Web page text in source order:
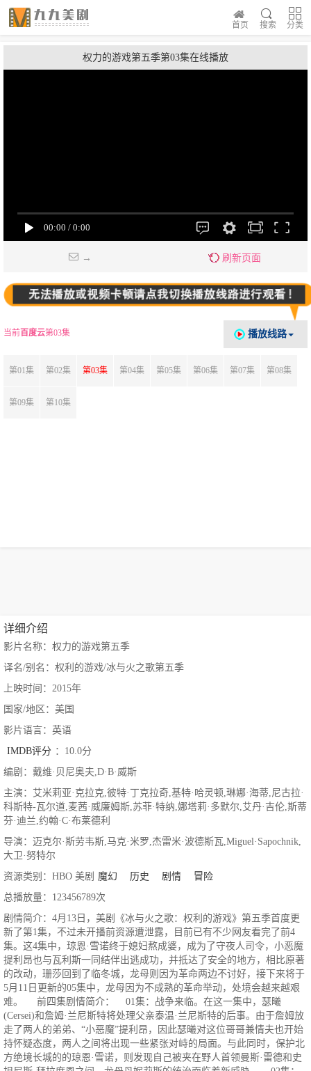
分类
搜索
首页
权力的游戏第五季第03集在线播放
→ 刷新页面
播放线路
当前百度云第03集
第01集 第02集 第03集 第04集 第05集 第06集 第07集 第08集
第09集 第10集
详细介绍
影片名称：权力的游戏第五季
译名/别名：权利的游戏/冰与火之歌第五季
上映时间：2015年
国家/地区：美国
影片语言：英语
IMDB评分 ：10.0分
编剧：戴维·贝尼奥夫,D·B·威斯
主演：艾米莉亚·克拉克,彼特·丁克拉奇,基特·哈灵顿,琳娜·海蒂,尼古拉·
科斯特-瓦尔道,麦茜·威廉姆斯,苏菲·特纳,娜塔莉·多默尔,艾丹·吉伦,斯蒂
芬·迪兰,约翰·C·布莱德利
导演：迈克尔·斯劳韦斯,马克·米罗,杰雷米·波德斯瓦,Miguel·Sapochnik,
大卫·努特尔
资源类别：HBO 美剧 魔幻 历史 剧情
冒险
总播放量：123456789次
剧情简介：4月13日，美剧《冰与火之歌：权利的游戏》第五季首度更
新了第1集，不过未开播前资源遭泄露，目前已有不少网友看完了前4
集。这4集中，琼恩·雪诺终于媳妇熬成婆，成为了守夜人司令，小恶魔
提利昂也与瓦利斯一同结伴出逃成功，并抵达了安全的地方，相比原著
的改动，珊莎回到了临冬城，龙母则因为革命两边不讨好，接下来将于
5月11日更新的05集中，龙母因为不成熟的革命举动，处境会越来越艰
难。 前四集剧情简介： 01集：战争来临。在这一集中，瑟曦
(Cersei)和詹姆·兰尼斯特将处理父亲泰温·兰尼斯特的后事。由于詹姆放
走了两人的弟弟、“小恶魔”提利昂，因此瑟曦对这位哥哥兼情夫也开始
持怀疑态度，两人之间将出现一些紧张对峙的局面。与此同时，保护北
方绝境长城的的琼恩·雪诺，则发现自己被夹在野人首领曼斯·雷德和史